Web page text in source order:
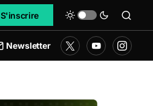
S'inscrire
Newsletter